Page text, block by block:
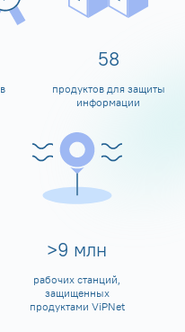
60
продуктов для защиты
информации
>10 млн
рабочих станций,
защищенных
продуктами ViPNet